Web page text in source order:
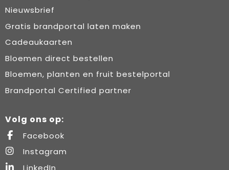
Nieuwsbrief
Gratis brandportal laten maken
Cadeaukaarten
Bloemen direct bestellen
Bloemen, planten en fruit bestelportal
Brandportal Certified partner
Volg ons op:
Facebook
Instagram
LinkedIn